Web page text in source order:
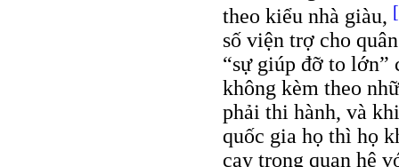
theo kiểu nhà giàu,
số viện trợ cho
“sự giúp đỡ to lớn”
không kèm theo
phải thi hành, và
quốc gia họ thì họ
cay trong quan hệ